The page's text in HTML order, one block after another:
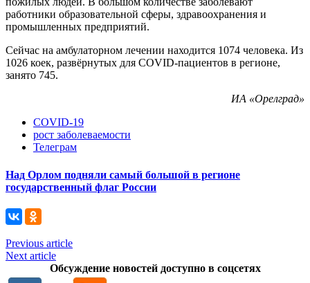
работники образовательной сферы, здравоохранения и
промышленных предприятий.
Сейчас на амбулаторном лечении находится 1074 человека. Из
1026 коек, развёрнутых для COVID-пациентов в регионе,
занято 745.
ИА «Орелград»
COVID-19
рост заболеваемости
Телеграм
Над Орлом подняли самый большой в регионе
государственный флаг России
Previous article
Next article
Обсуждение новостей доступно в соцсетях